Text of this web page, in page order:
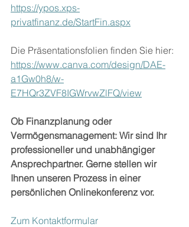
https://ypos.xps-
privatfinanz.de/StartFin.aspx
Die Präsentationsfolien finden Sie hier:
https://www.canva.com/design/DAE-
a1Gw0h8/w-
E7HQr3ZVF8IGWrvwZlFQ/view
Ob Finanzplanung oder
Vermögensmanagement: Wir sind Ihr
professioneller und unabhängiger
Ansprechpartner. Gerne stellen wir
Ihnen unseren Prozess in einer
persönlichen Onlinekonferenz vor.
Zum Kontaktformular